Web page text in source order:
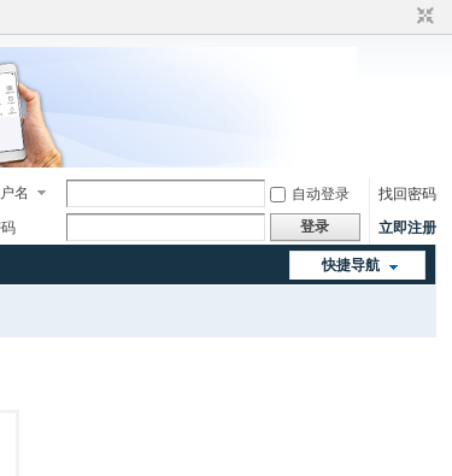
名 自动登录
找回密码
登录 立即注册
快捷导航